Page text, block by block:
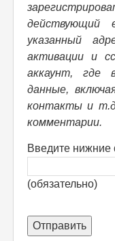
действующий
указанный
активации и
аккаунт, где
данные,
контакты и
комментарии.
Введите нижние
(обязательно)
Отправить